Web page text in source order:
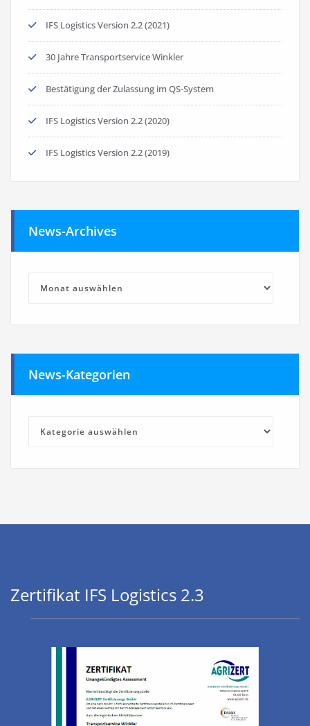
IFS Logistics Version 2.2 (2021)
30 Jahre Transportservice Winkler
Bestätigung der Zulassung im QS-System
IFS Logistics Version 2.2 (2020)
IFS Logistics Version 2.2 (2019)
News-Archives
Archives
News-Kategorien
Zertifikat IFS Logistics 2.3